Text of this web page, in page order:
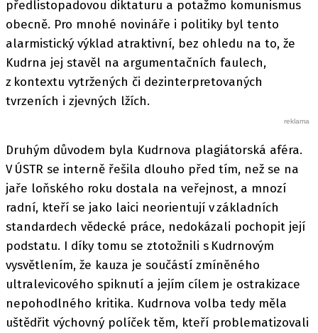
předlistopadovou diktaturu a potažmo komunismus
obecně. Pro mnohé novináře i politiky byl tento
alarmistický výklad atraktivní, bez ohledu na to, že
Kudrna jej stavěl na argumentačních faulech,
z kontextu vytržených či dezinterpretovaných
tvrzeních i zjevných lžích.
Druhým důvodem byla Kudrnova plagiátorská aféra.
V ÚSTR se interně řešila dlouho před tím, než se na
jaře loňského roku dostala na veřejnost, a mnozí
radní, kteří se jako laici neorientují v základních
standardech vědecké práce, nedokázali pochopit její
podstatu. I díky tomu se ztotožnili s Kudrnovým
vysvětlením, že kauza je součástí zmíněného
ultralevicového spiknutí a jejím cílem je ostrakizace
nepohodlného kritika. Kudrnova volba tedy měla
uštědřit výchovný políček těm, kteří problematizovali